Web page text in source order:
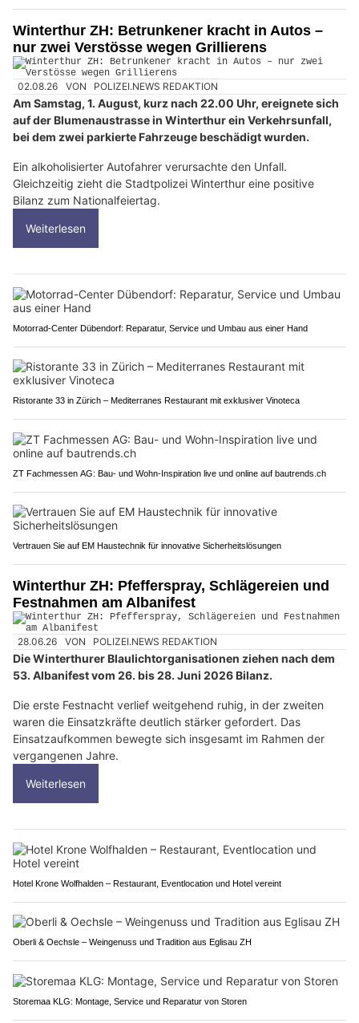
Winterthur ZH: Betrunkener kracht in Autos –
nur zwei Verstösse wegen Grillierens
02.08.26 VON POLIZEI.NEWS REDAKTION
Am Samstag, 1. August, kurz nach 22.00 Uhr, ereignete sich
auf der Blumenaustrasse in Winterthur ein Verkehrsunfall,
bei dem zwei parkierte Fahrzeuge beschädigt wurden.
Ein alkoholisierter Autofahrer verursachte den Unfall.
Gleichzeitig zieht die Stadtpolizei Winterthur eine positive
Bilanz zum Nationalfeiertag.
Weiterlesen
Motorrad-Center Dübendorf: Reparatur, Service und Umbau aus einer Hand
Ristorante 33 in Zürich – Mediterranes Restaurant mit exklusiver Vinoteca
ZT Fachmessen AG: Bau- und Wohn-Inspiration live und online auf bautrends.ch
Vertrauen Sie auf EM Haustechnik für innovative Sicherheitslösungen
Winterthur ZH: Pfefferspray, Schlägereien und
Festnahmen am Albanifest
28.06.26 VON POLIZEI.NEWS REDAKTION
Die Winterthurer Blaulichtorganisationen ziehen nach dem
53. Albanifest vom 26. bis 28. Juni 2026 Bilanz.
Die erste Festnacht verlief weitgehend ruhig, in der zweiten
waren die Einsatzkräfte deutlich stärker gefordert. Das
Einsatzaufkommen bewegte sich insgesamt im Rahmen der
vergangenen Jahre.
Weiterlesen
Hotel Krone Wolfhalden – Restaurant, Eventlocation und Hotel vereint
Oberli & Oechsle – Weingenuss und Tradition aus Eglisau ZH
Storemaa KLG: Montage, Service und Reparatur von Storen